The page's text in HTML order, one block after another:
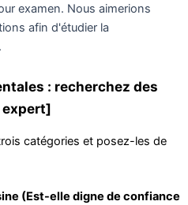
examen. Nous aimerions
afin d'étudier la
: recherchez des
expert]
catégories et posez-les de
(Est-elle digne de confiance